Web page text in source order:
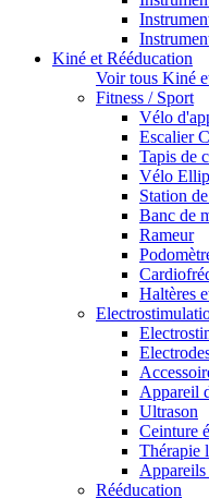
Kiné et Rééducation
Voir tous Kiné
Fitness / Sport
Vélo
Escalier
Tapis de
Vélo
Station
Banc de
Rameur
Haltères
Appareil
Ultrason
Ceinture
Thérapie
Appareils
Rééducation